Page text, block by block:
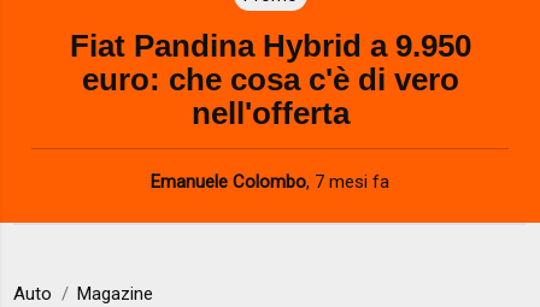
Fiat Pandina Hybrid a 9.950
euro: che cosa c'è di vero
nell'offerta
Emanuele Colombo, 7 mesi fa
Auto Magazine